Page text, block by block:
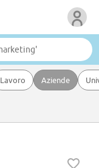
Lavoro Aziende